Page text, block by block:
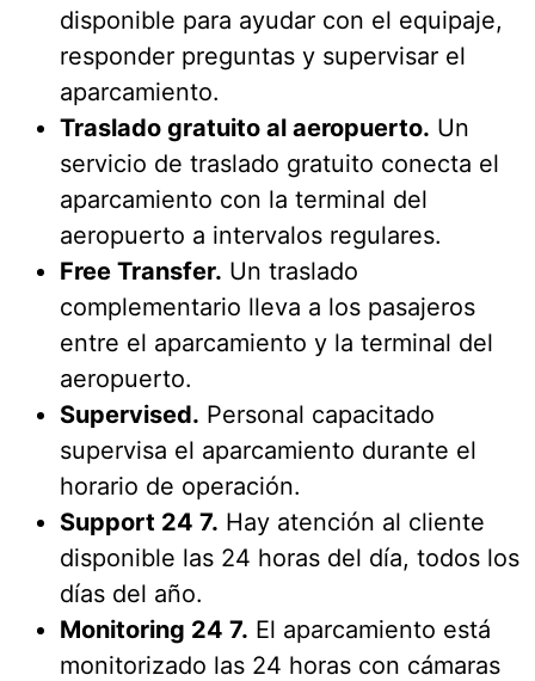
disponible para ayudar con el equipaje,
responder preguntas y supervisar el
aparcamiento.
Traslado gratuito al aeropuerto. Un
servicio de traslado gratuito conecta el
aparcamiento con la terminal del
aeropuerto a intervalos regulares.
Free Transfer. Un traslado
complementario lleva a los pasajeros
entre el aparcamiento y la terminal del
aeropuerto.
Supervised. Personal capacitado
supervisa el aparcamiento durante el
horario de operación.
Support 24 7. Hay atención al cliente
disponible las 24 horas del día, todos los
días del año.
Monitoring 24 7. El aparcamiento está
monitorizado las 24 horas con cámaras